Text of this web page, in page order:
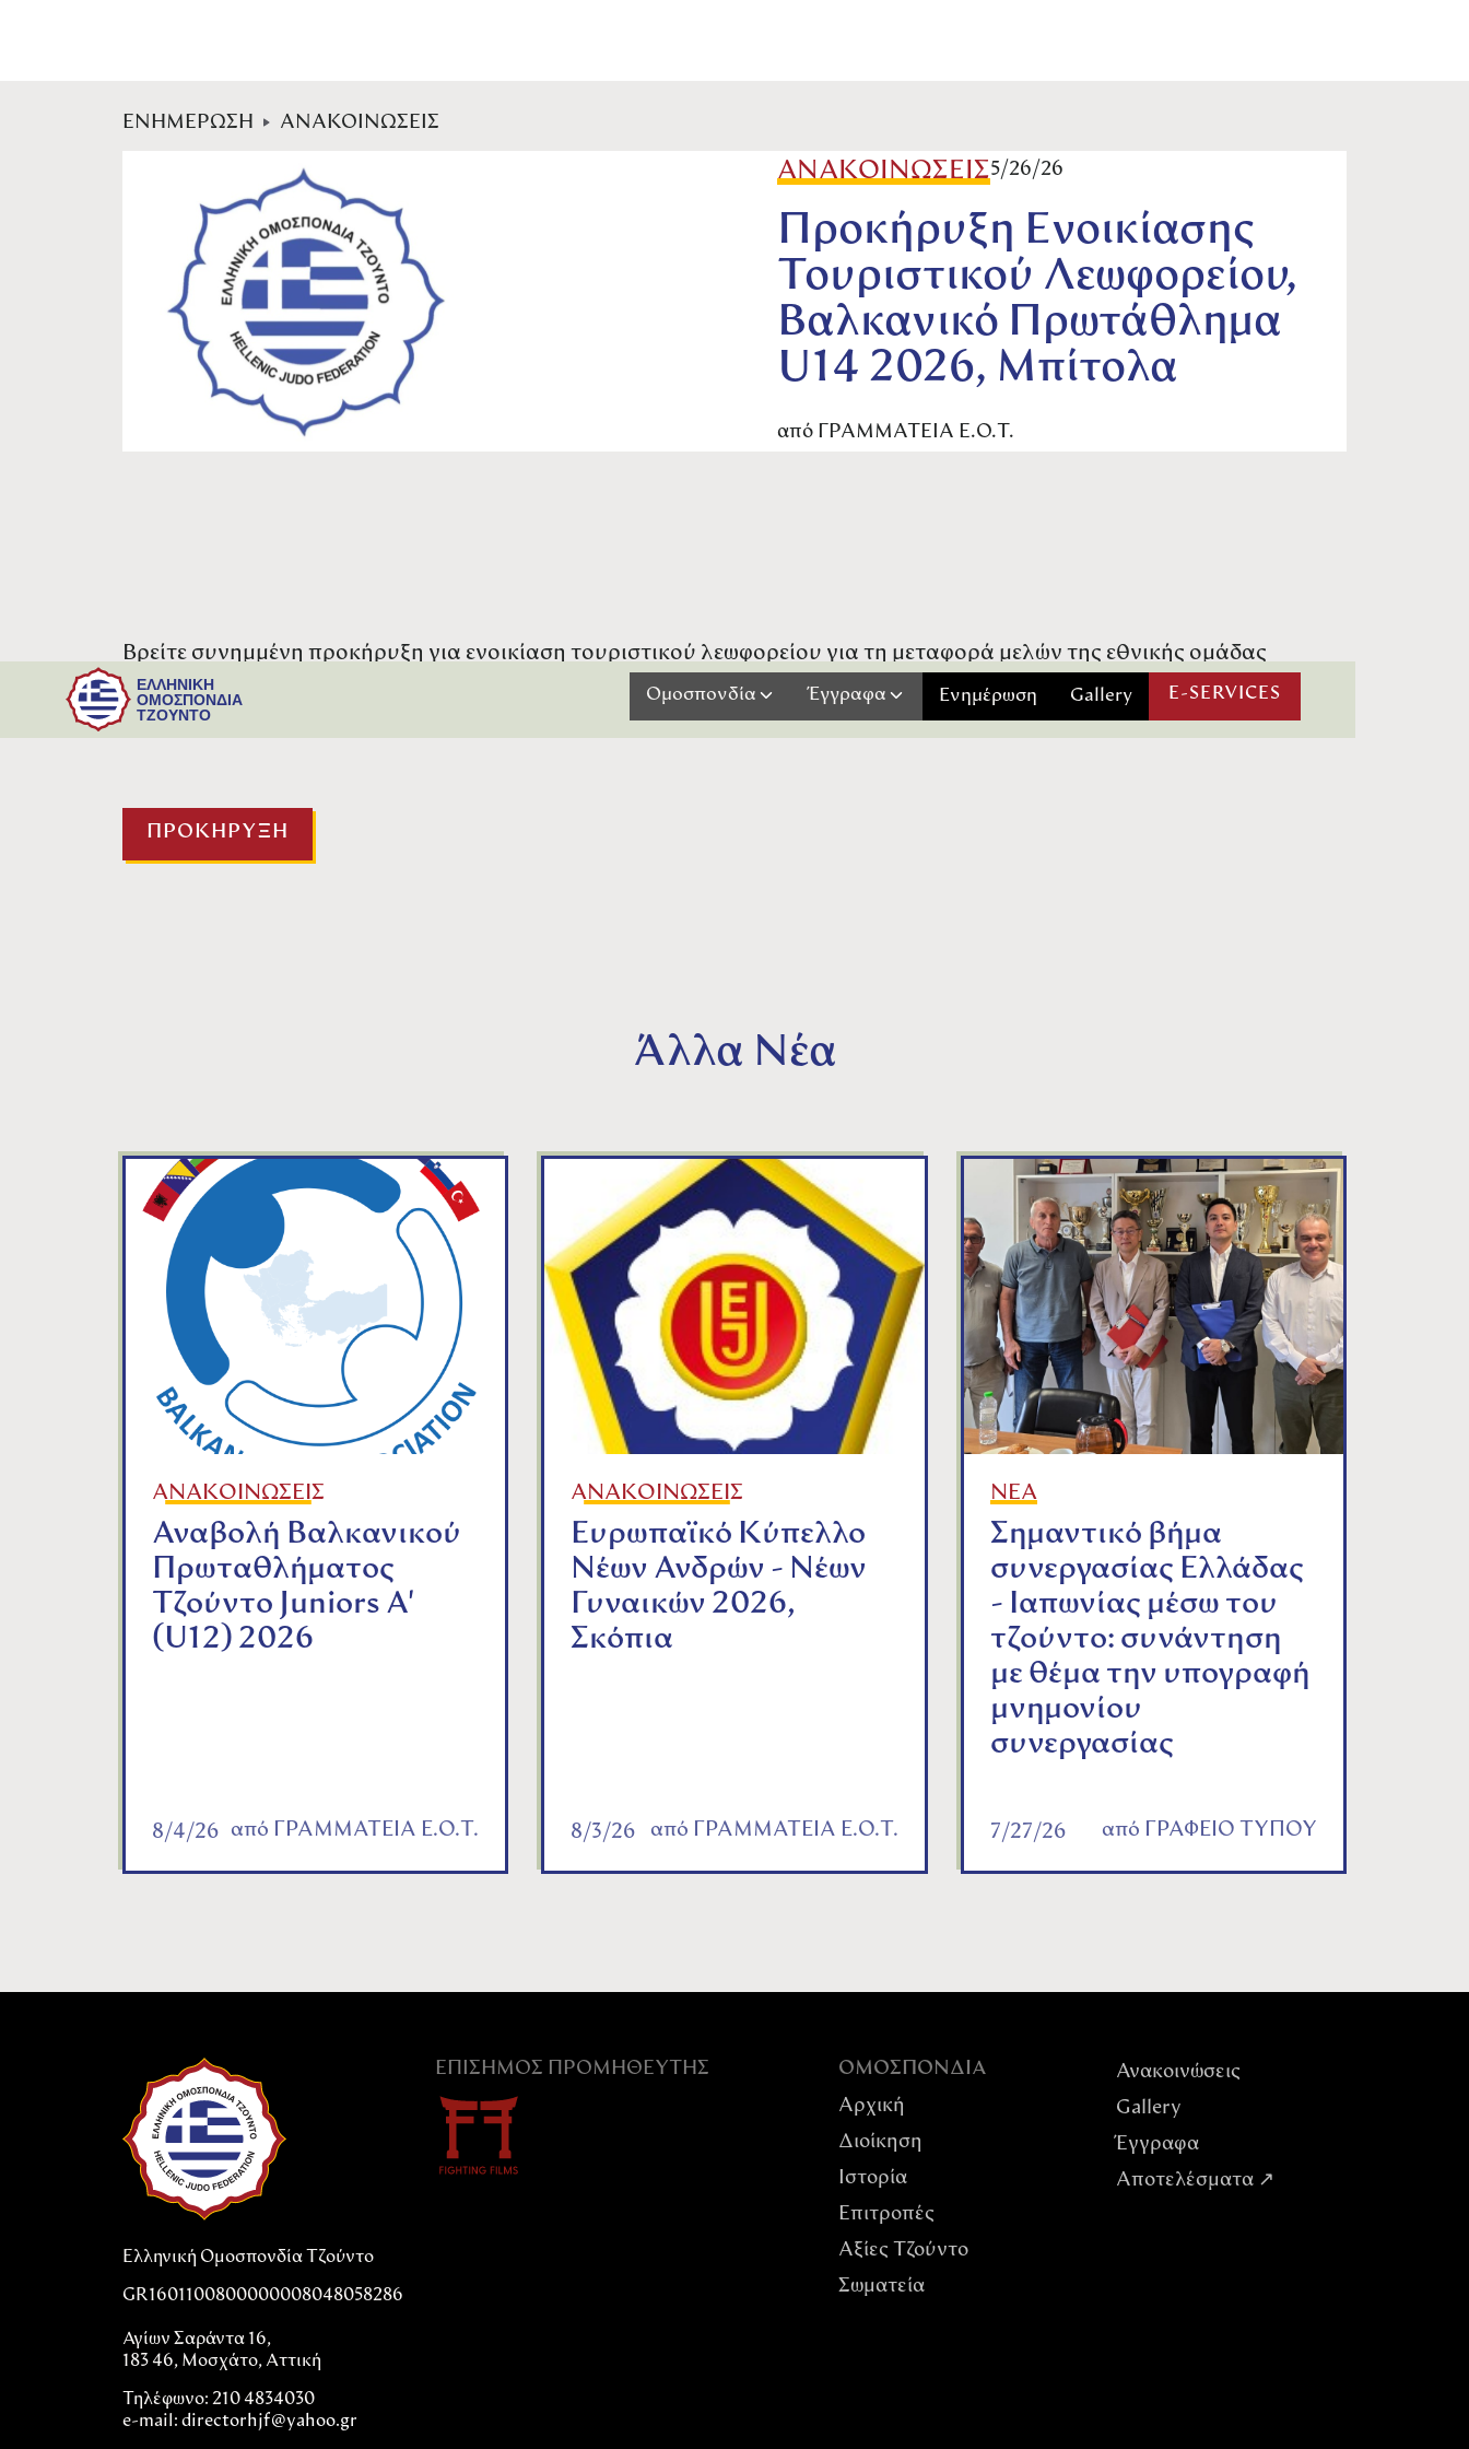
ΕΝΗΜΕΡΩΣΗ ΑΝΑΚΟΙΝΩΣΕΙΣ
ΑΝΑΚΟΙΝΩΣΕΙΣ5/26/26
Προκήρυξη Ενοικίασης
Τουριστικού Λεωφορείου,
Βαλκανικό Πρωτάθλημα
U14 2026, Μπίτολα
από ΓΡΑΜΜΑΤΕΙΑ Ε.Ο.Τ.
ΕΛΛΗΝΙΚΗ
ΟΜΟΣΠΟΝΔΙΑ
ΤΖΟΥΝΤΟ
Ομοσπονδία Έγγραφα Ενημέρωση Gallery E-SERVICES
Βρείτε συνημμένη προκήρυξη για ενοικίαση τουριστικού λεωφορείου για τη μεταφορά μελών της εθνικής ομάδας
Τζούντο από και προς το Βαλκανικό Πρωτάθλημα Παίδων - Κορασίδων Β' (U14) 2026 που θα διεξαχθεί στις 6 & 7
Ιουνίου στη Μπίτολα.
ΠΡΟΚΗΡΥΞΗ
Άλλα Νέα
ΑΝΑΚΟΙΝΩΣΕΙΣ
Αναβολή Βαλκανικού
Πρωταθλήματος
Τζούντο Juniors A'
(U12) 2026
8/4/26 από ΓΡΑΜΜΑΤΕΙΑ Ε.Ο.Τ.
ΑΝΑΚΟΙΝΩΣΕΙΣ
Ευρωπαϊκό Κύπελλο
Νέων Ανδρών - Νέων
Γυναικών 2026,
Σκόπια
8/3/26 από ΓΡΑΜΜΑΤΕΙΑ Ε.Ο.Τ.
ΝΕΑ
Σημαντικό βήμα
συνεργασίας Ελλάδας
- Ιαπωνίας μέσω του
τζούντο: συνάντηση
με θέμα την υπογραφή
μνημονίου
συνεργασίας
7/27/26 από ΓΡΑΦΕΙΟ ΤΥΠΟΥ
Ελληνική Ομοσπονδία Τζούντο
GR1601100800000008048058286
Αγίων Σαράντα 16,
183 46, Μοσχάτο, Αττική
Τηλέφωνο: 210 4834030
e-mail: directorhjf@yahoo.gr
ΕΠΊΣΗΜΟΣ ΠΡΟΜΗΘΕΥΤΉΣ
ΟΜΟΣΠΟΝΔIΑ
Αρχική
Διοίκηση
Ιστορία
Επιτροπές
Αξίες Tζούντο
Σωματεία
Ανακοινώσεις
Gallery
Έγγραφα
Αποτελέσματα ↗